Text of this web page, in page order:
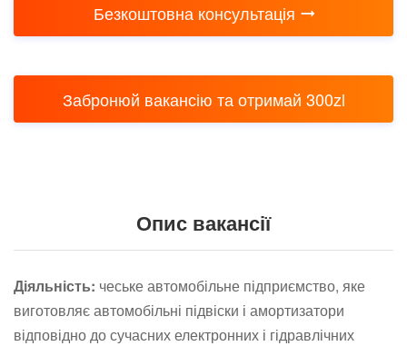
Опис вакансії
Діяльність: чеське автомобільне підприємство, яке
виготовляє автомобільні підвіски і амортизатори
відповідно до сучасних електронних і гідравлічних
Безкоштовна консультація
Забронюй вакансію та отримай 300zl